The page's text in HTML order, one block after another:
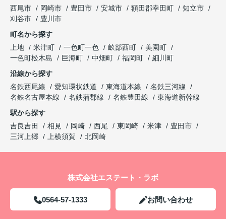
西尾市
岡崎市 豊田市 安城市 額田郡幸田町
知立市
刈谷市
豊川市
町名から探す
上地
米津町 一色町一色 畝部西町
美園町
一色町松木島
巨海町 中畑町 福岡町
細川町
沿線から探す
名鉄西尾線
愛知環状鉄道 東海道本線
名鉄三河線
名鉄名古屋本線
名鉄蒲郡線 名鉄豊田線
東海道新幹線
駅から探す
吉良吉田
相見 岡崎 西尾 東岡崎 米津
豊田市
三河上郷
上横須賀 北岡崎
株式会社エステート・ラボ
0564-57-1333 お問い合わせ